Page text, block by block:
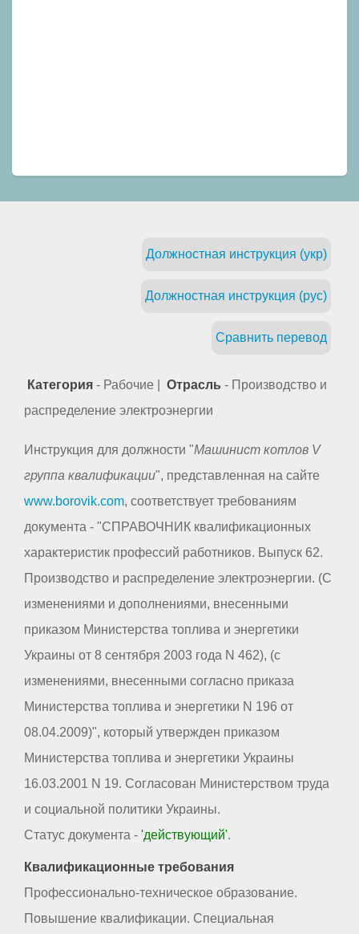
Должностная инструкция (укр)
Должностная инструкция (рус)
Сравнить перевод
Категория - Рабочие | Отрасль - Производство и
распределение электроэнергии
Инструкция для должности "Машинист котлов V
группа квалификации", представленная на сайте
www.borovik.com, соответствует требованиям
документа - "СПРАВОЧНИК квалификационных
характеристик профессий работников. Выпуск 62.
Производство и распределение электроэнергии. (С
изменениями и дополнениями, внесенными
приказом Министерства топлива и энергетики
Украины от 8 сентября 2003 года N 462), (с
изменениями, внесенными согласно приказа
Министерства топлива и энергетики N 196 от
08.04.2009)", который утвержден приказом
Министерства топлива и энергетики Украины
16.03.2001 N 19. Согласован Министерством труда
и социальной политики Украины.
Статус документа - 'действующий'.
Квалификационные требования
Профессионально-техническое образование.
Повышение квалификации. Специальная